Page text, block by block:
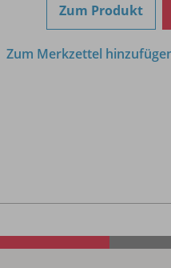
Zum Produkt
Zum Merkzettel